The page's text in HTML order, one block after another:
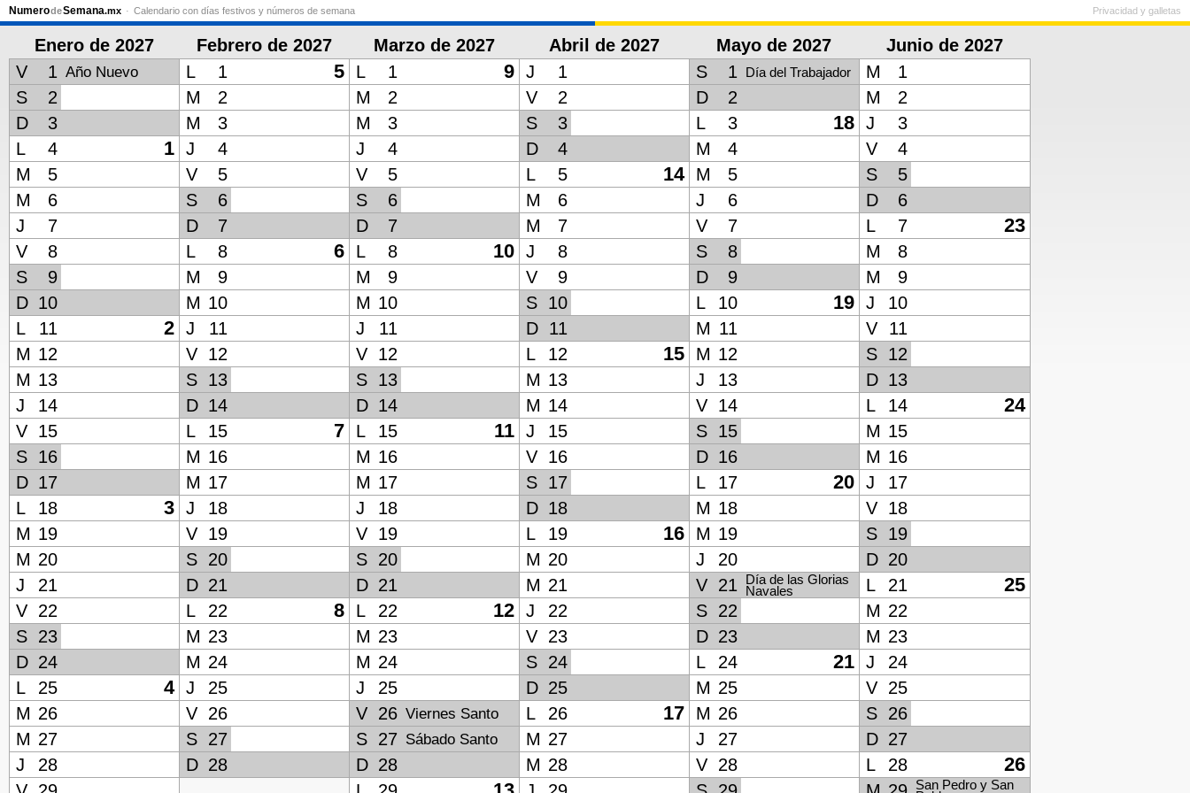
NumerodeSemana.mx Calendario con días festivos y números de semana Privacidad y galletas
Enero de 2027 Febrero de 2027 Marzo de 2027 Abril de 2027 Mayo de 2027
Junio de 2027
V
1 Año Nuevo L 1 5 L 1 9 J 1 S 1 Día del Trabajador M
1
S
2 M 2 M 2 V 2 D 2 M
2
D
3 M 3 M 3 S 3 L 3 18 J
3
L
4 1 J 4 J 4 D 4 M 4 V
4
M
5 V 5 V 5 L 5 14 M 5 S
5
M
6 S 6 S 6 M 6 J 6 D
6
J
7 D 7 D 7 M 7 V 7 L 7 23
V 8 L 8 6 L 8 10 J 8 S 8 M
8
S
9 M 9 M 9 V 9 D 9 M
9
D 10 M 10 M 10 S 10 L 10 19 J
10
L
11 2 J 11 J 11 D 11 M 11 V
11
M 12 V 12 V 12 L 12 15 M 12 S
12
M 13 S 13 S 13 M 13 J 13 D 13
J
14 D 14 D 14 M 14 V 14 L 14 24
V 15 L 15 7 L 15 11 J 15 S 15 M 15
S
16 M 16 M 16 V 16 D 16 M 16
D 17 M 17 M 17 S 17 L 17 20 J
17
L
18 3 J 18 J 18 D 18 M 18 V
18
M 19 V 19 V 19 L 19 16 M 19 S
19
M 20 S 20 S 20 M 20 J 20 D 20
J
21 D 21 D 21 M 21 V 21 Día de las Glorias
Navales L 21 25
V 22 L 22 8 L 22 12 J 22 S 22 M 22
S
23 M 23 M 23 V 23 D 23 M 23
D 24 M 24 M 24 S 24 L 24 21 J
24
L
25 4 J 25 J 25 D 25 M 25 V
25
M 26 V 26 V 26 Viernes Santo L 26 17 M 26 S
26
M 27 S 27 S 27 Sábado Santo M 27 J 27 D 27
J
28 D 28 D 28 M 28 V 28 L 28 26
San Pedro y San